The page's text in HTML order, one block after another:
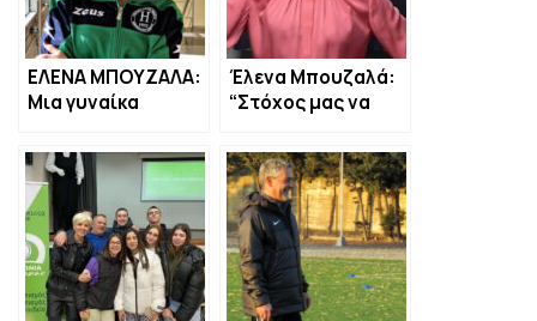
ΕΛΕΝΑ ΜΠΟΥΖΑΛΑ:
Μια γυναίκα
στην προεδρία της
Ηφαιστίας!
Έλενα Μπουζαλά:
“Στόχος μας να
Κοινωνικές
Δράσεις προς τις
Οικογένειες των
αθλητών”